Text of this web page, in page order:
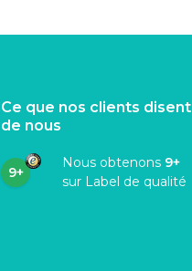
Ce que nos clients disent
de nous
9+
Nous obtenons 9+
sur Label de qualité